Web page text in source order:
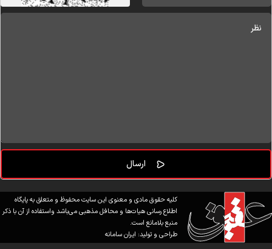
کلیه حقوق مادی و معنوی این سایت محفوظ و متعلق به پایگاه
اطلاع رسانی هیات‌ها و محافل مذهبی می‌باشد واستفاده از آن با ذکر
منبع بلامانع است.
طراحی و تولید:ایران سامانه